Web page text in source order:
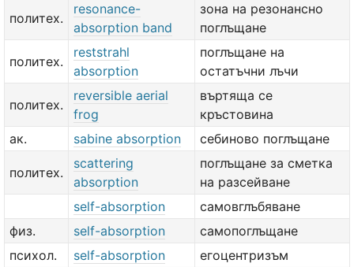
политех.
resonance-
absorption band
зона на резонансно
поглъщане
политех.
reststrahl
absorption
поглъщане на
остатъчни лъчи
политех.
reversible aerial
frog
въртяща се
кръстовина
ак.
sabine absorption себиново поглъщане
политех.
scattering
absorption
поглъщане за сметка
на разсейване
self-absorption
самовглъбяване
физ.
self-absorption
самопоглъщане
психол.
self-absorption егоцентризъм